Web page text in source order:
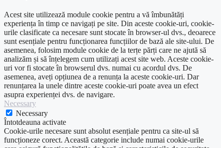
Acest site utilizează module cookie pentru a vă îmbunătăți
experiența în timp ce navigați pe site. Din aceste cookie-uri, cookie-
urile clasificate ca necesare sunt stocate în browser-ul dvs., deoarece
sunt esențiale pentru funcționarea funcțiilor de bază ale site-ului. De
asemenea, folosim module cookie de la terțe părți care ne ajută să
analizăm și să înțelegem cum utilizați acest site web. Aceste cookie-
uri vor fi stocate în browserul dvs. numai cu acordul dvs. De
asemenea, aveți opțiunea de a renunța la aceste cookie-uri. Dar
renunțarea la unele dintre aceste cookie-uri poate avea un efect
asupra experienței dvs. de navigare.
Necessary
Necessary
Întotdeauna activate
Cookie-urile necesare sunt absolut esențiale pentru ca site-ul să
funcționeze corect. Această categorie include numai cookie-urile